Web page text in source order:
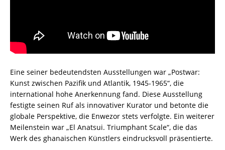
Eine seiner bedeutendsten Ausstellungen war „Postwar:
Kunst zwischen Pazifik und Atlantik, 1945-1965“, die
international hohe Anerkennung fand. Diese Ausstellung
festigte seinen Ruf als innovativer Kurator und betonte die
globale Perspektive, die Enwezor stets verfolgte. Ein weiterer
Meilenstein war „El Anatsui. Triumphant Scale“, die das
Werk des ghanaischen Künstlers eindrucksvoll präsentierte.